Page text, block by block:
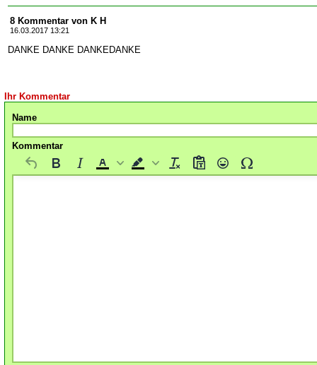
8 Kommentar von K H
16.03.2017 13:21
DANKE DANKE DANKEDANKE
Ihr Kommentar
Name
Kommentar